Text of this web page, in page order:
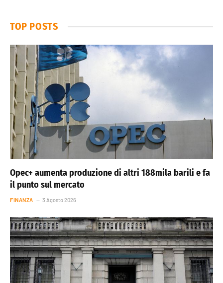
TOP POSTS
Opec+ aumenta produzione di altri 188mila barili e fa
il punto sul mercato
FINANZA 3 Agosto 2026